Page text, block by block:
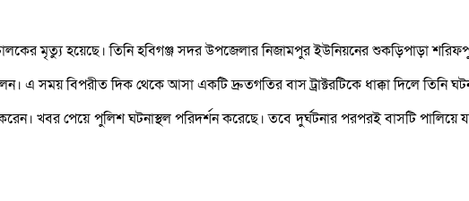
চালকের মৃত্যু হয়েছে। তিনি হবিগঞ্জ সদর উপজেলার নিজামপুর ইউনিয়নের শুকড়িপাড়া
এ সময় বিপরীত দিক থেকে আসা একটি দ্রুতগতির বাস ট্রাক্টরটিকে ধাক্কা দিলে
খবর পেয়ে পুলিশ ঘটনাস্থল পরিদর্শন করেছে। তবে দুর্ঘটনার পরপরই বাসটি পালিয়ে